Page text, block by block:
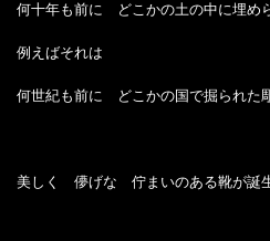
何十年も前に どこかの土の中に埋め
例えばそれは
何世紀も前に どこかの国で掘られた
美しく 儚げな 佇まいのある靴が誕生